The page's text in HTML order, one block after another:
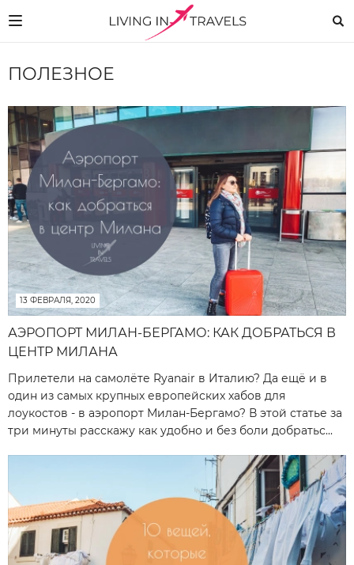
ПОЛЕЗНОЕ
13 ФЕВРАЛЯ, 2020
АЭРОПОРТ МИЛАН-БЕРГАМО: КАК ДОБРАТЬСЯ В
ЦЕНТР МИЛАНА
Прилетели на самолёте Ryanair в Италию? Да ещё и в
один из самых крупных европейских хабов для
лоукостов - в аэропорт Милан-Бергамо? В этой статье за
три минуты расскажу как удобно и без боли добратьс...